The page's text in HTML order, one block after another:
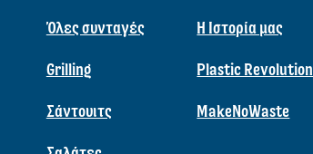
Όλες συνταγές
Grilling
Σάντουιτς
Η Ιστορία μας
Plastic Revolution
MakeNoWaste